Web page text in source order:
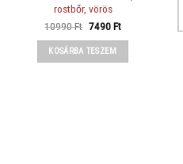
rostbőr, vörös
10990Ft Original
was:
10990 Ft.
7490FtCurrent
KOSÁRBA TESZEM